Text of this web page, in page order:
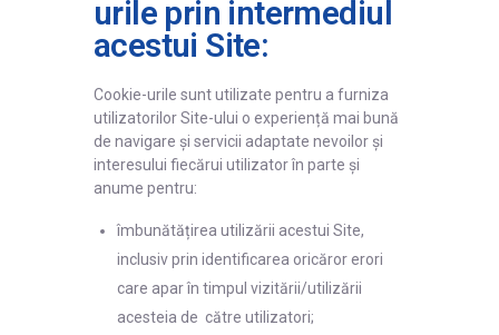
urile prin intermediul
acestui Site:
Cookie-urile sunt utilizate pentru a furniza
utilizatorilor Site-ului o experiență mai bună
de navigare și servicii adaptate nevoilor și
interesului fiecărui utilizator în parte și
anume pentru:
îmbunătățirea utilizării acestui Site,
inclusiv prin identificarea oricăror erori
care apar în timpul vizitării/utilizării
acesteia de către utilizatori;